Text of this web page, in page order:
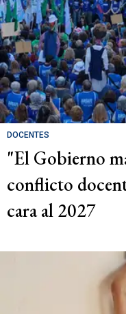
DOCENTES
"El Gobierno
conflicto
cara al 2027